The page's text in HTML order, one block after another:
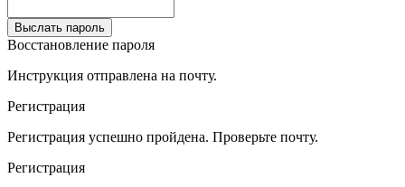
Выслать пароль
Восстановление пароля
Инструкция отправлена на почту.
Регистрация
Регистрация успешно пройдена. Проверьте почту.
Регистрация